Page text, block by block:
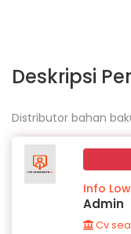
Deskripsi
Distributor bahan
Info
Admin
Cv